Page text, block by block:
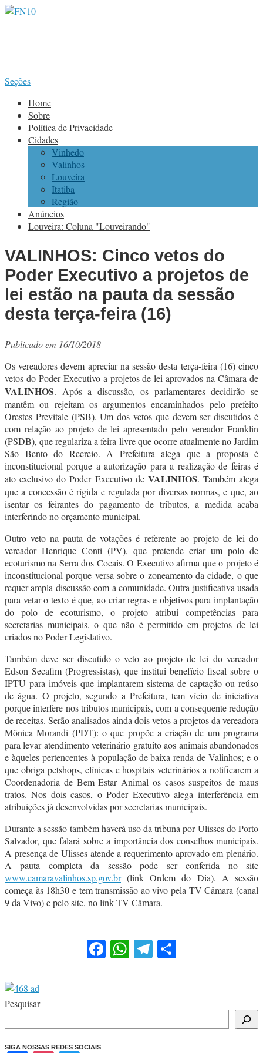
Seções
Home
Sobre
Política de Privacidade
Cidades
Vinhedo
Valinhos
Louveira
Itatiba
Região
Anúncios
Louveira: Coluna "Louveirando"
VALINHOS: Cinco vetos do
Poder Executivo a projetos de
lei estão na pauta da sessão
desta terça-feira (16)
Publicado em 16/10/2018
Os vereadores devem apreciar na sessão desta terça-feira (16) cinco
vetos do Poder Executivo a projetos de lei aprovados na Câmara de
VALINHOS. Após a discussão, os parlamentares decidirão se
mantêm ou rejeitam os argumentos encaminhados pelo prefeito
Orestes Previtale (PSB). Um dos vetos que devem ser discutidos é
com relação ao projeto de lei apresentado pelo vereador Franklin
(PSDB), que regulariza a feira livre que ocorre atualmente no Jardim
São Bento do Recreio. A Prefeitura alega que a proposta é
inconstitucional porque a autorização para a realização de feiras é
ato exclusivo do Poder Executivo de VALINHOS. Também alega
que a concessão é rígida e regulada por diversas normas, e que, ao
isentar os feirantes do pagamento de tributos, a medida acaba
interferindo no orçamento municipal.
Outro veto na pauta de votações é referente ao projeto de lei do
vereador Henrique Conti (PV), que pretende criar um polo de
ecoturismo na Serra dos Cocais. O Executivo afirma que o projeto é
inconstitucional porque versa sobre o zoneamento da cidade, o que
requer ampla discussão com a comunidade. Outra justificativa usada
para vetar o texto é que, ao criar regras e objetivos para implantação
do polo de ecoturismo, o projeto atribui competências para
secretarias municipais, o que não é permitido em projetos de lei
criados no Poder Legislativo.
Também deve ser discutido o veto ao projeto de lei do vereador
Edson Secafim (Progressistas), que institui benefício fiscal sobre o
IPTU para imóveis que implantarem sistema de captação ou reúso
de água. O projeto, segundo a Prefeitura, tem vício de iniciativa
porque interfere nos tributos municipais, com a consequente redução
de receitas. Serão analisados ainda dois vetos a projetos da vereadora
Mônica Morandi (PDT): o que propõe a criação de um programa
para levar atendimento veterinário gratuito aos animais abandonados
e àqueles pertencentes à população de baixa renda de Valinhos; e o
que obriga petshops, clínicas e hospitais veterinários a notificarem a
Coordenadoria de Bem Estar Animal os casos suspeitos de maus
tratos. Nos dois casos, o Poder Executivo alega interferência em
atribuições já desenvolvidas por secretarias municipais.
Durante a sessão também haverá uso da tribuna por Ulisses do Porto
Salvador, que falará sobre a importância dos conselhos municipais.
A presença de Ulisses atende a requerimento aprovado em plenário.
A pauta completa da sessão pode ser conferida no site
www.camaravalinhos.sp.gov.br(link Ordem do Dia). A sessão
começa às 18h30 e tem transmissão ao vivo pela TV Câmara (canal
9 da Vivo) e pelo site, no link TV Câmara.
Facebook
WhatsApp
Telegram
Pesquisar
SIGA NOSSAS REDES SOCIAIS